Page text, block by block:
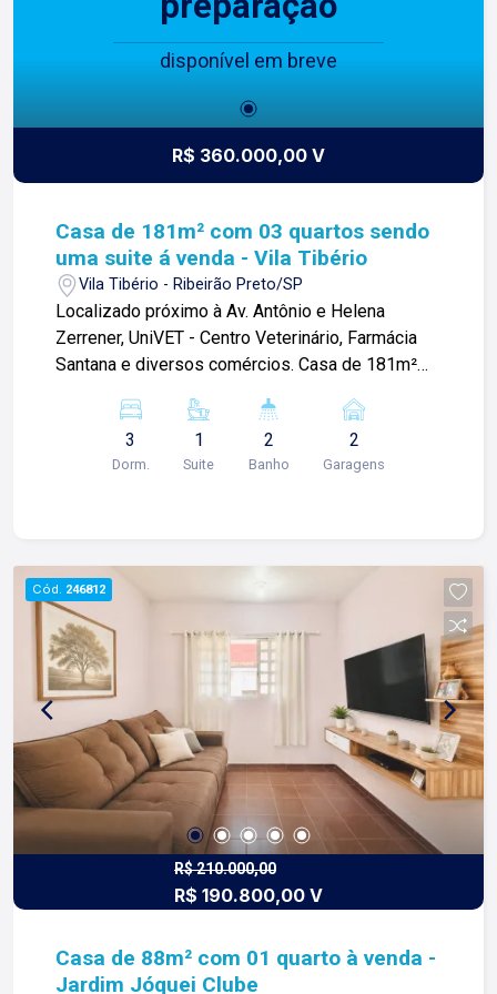
disponível em breve
R$ 360.000,00 V
Casa de 181m² com 03 quartos sendo
uma suite á venda - Vila Tibério
Vila Tibério - Ribeirão Preto/SP
Localizado próximo à Av. Antônio e Helena
Zerrener, UniVET - Centro Veterinário, Farmácia
Santana e diversos comércios. Casa de 181m²
social; -Sala de estar; -Cozinha -copa -Área de
serviço; -02 vagas de garagem; Para mais
informações e agendar visita, entre em contato.
construímos laços fortes e indeléveis com
nossos proprietários e clientes. Somos uma
imobiliária que equilibra a tradicionalidade com o
arrojo e a força comercial da atualidade. A Lago é
sua principal imobiliária em Ribeirão Preto!
3
Dorm.
1
Suite
2
Banho
2
Garagens
Cód. 246812
R$ 210.000,00
R$ 190.800,00 V
Casa de 88m² com 01 quarto à venda -
Jardim Jóquei Clube